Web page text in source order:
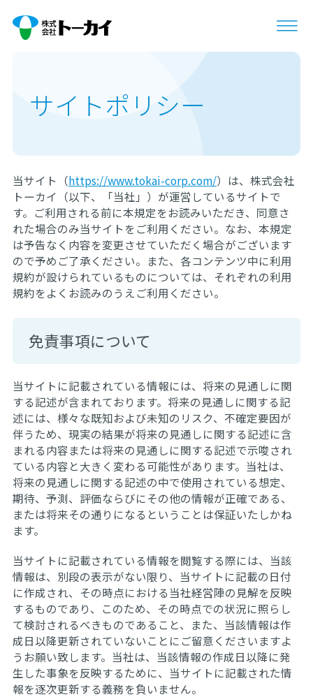
サイトポリシー
当サイト（https://www.tokai-corp.com/）は、株式会社
トーカイ（以下、「当社」）が運営しているサイトで
す。ご利用される前に本規定をお読みいただき、同意さ
れた場合のみ当サイトをご利用ください。なお、本規定
は予告なく内容を変更させていただく場合がございます
ので予めご了承ください。また、各コンテンツ中に利用
規約が設けられているものについては、それぞれの利用
規約をよくお読みのうえご利用ください。
免責事項について
当サイトに記載されている情報には、将来の見通しに関
する記述が含まれております。将来の見通しに関する記
述には、様々な既知および未知のリスク、不確定要因が
伴うため、現実の結果が将来の見通しに関する記述に含
まれる内容または将来の見通しに関する記述で示唆され
ている内容と大きく変わる可能性があります。当社は、
将来の見通しに関する記述の中で使用されている想定、
期待、予測、評価ならびにその他の情報が正確である、
または将来その通りになるということは保証いたしかね
ます。
当サイトに記載されている情報を閲覧する際には、当該
情報は、別段の表示がない限り、当サイトに記載の日付
に作成され、その時点における当社経営陣の見解を反映
するものであり、このため、その時点での状況に照らし
て検討されるべきものであること、また、当該情報は作
成日以降更新されていないことにご留意くださいますよ
うお願い致します。当社は、当該情報の作成日以降に発
生した事象を反映するために、当サイトに記載された情
報を逐次更新する義務を負いません。